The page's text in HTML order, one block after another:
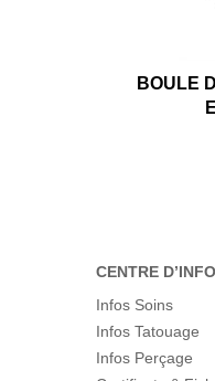
BOULE
CENTRE
Infos Soins
Infos Tatouage
Infos Perçage